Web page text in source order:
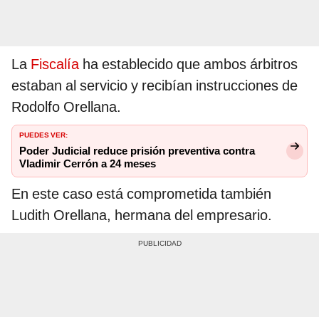
La Fiscalíaha establecido que ambos árbitros
estaban al servicio y recibían instrucciones de
Rodolfo Orellana.
PUEDES VER:
Poder Judicial reduce prisión preventiva contra
Vladimir Cerrón a 24 meses
En este caso está comprometida también
Ludith Orellana, hermana del empresario.